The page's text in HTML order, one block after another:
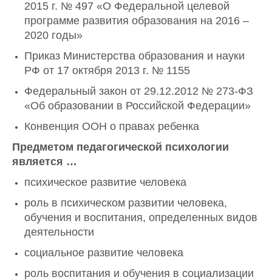
2015 г. № 497 «О Федеральной целевой
программе развития образования на 2016 –
2020 годы»
Приказ Министерства образования и науки
РФ от 17 октября 2013 г. № 1155
Федеральный закон от 29.12.2012 № 273-ФЗ
«Об образовании в Российской Федерации»
Конвенция ООН о правах ребенка
Предметом педагогической психологии
является …
психическое развитие человека
роль в психическом развитии человека,
обучения и воспитания, определенных видов
деятельности
социальное развитие человека
роль воспитания и обучения в социализации